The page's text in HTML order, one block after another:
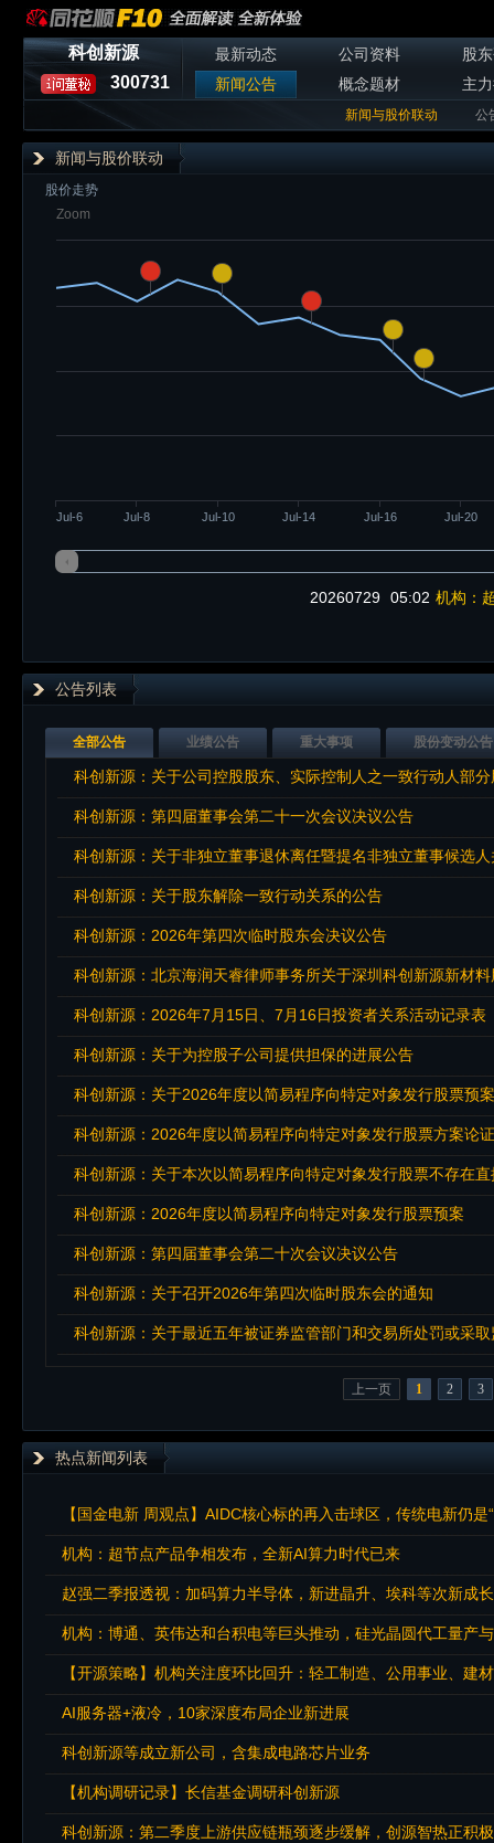
科创新源
300731
最新动态 公司资料
股
新闻公告
概念题材 主
新闻与股价联动 公
新闻与股价联动
股价走势
Zoom
Jul-6 Jul-8 Jul-10 Jul-14 Jul-16 Jul-20
20260729 05:02 机构：
公告列表
全部公告 业绩公告 重大事项 股份变动公告
科创新源：关于公司控股股东、实际控制人之一致行动人部
科创新源：第四届董事会第二十一次会议决议公告
科创新源：关于非独立董事退休离任暨提名非独立董事候选
科创新源：关于股东解除一致行动关系的公告
科创新源：2026年第四次临时股东会决议公告
科创新源：2026年7月15日、7月16日投资者关系活动记录表
科创新源：关于为控股子公司提供担保的进展公告
科创新源：关于2026年度以简易程序向特定对象发行股票预
科创新源：2026年度以简易程序向特定对象发行股票方案论
科创新源：2026年度以简易程序向特定对象发行股票预案
科创新源：第四届董事会第二十次会议决议公告
科创新源：关于召开2026年第四次临时股东会的通知
科创新源：关于最近五年被证券监管部门和交易所处罚或采
上一页 1 2 3
热点新闻列表
【国金电新 周观点】AIDC核心标的再入击球区，传统电新仍是
机构：超节点产品争相发布，全新AI算力时代已来
赵强二季报透视：加码算力半导体，新进晶升、埃科等次新成
机构：博通、英伟达和台积电等巨头推动，硅光晶圆代工量产
【开源策略】机构关注度环比回升：轻工制造、公用事业、建材
AI服务器+液冷，10家深度布局企业新进展
科创新源等成立新公司，含集成电路芯片业务
【机构调研记录】长信基金调研科创新源
科创新源：第二季度上游供应链瓶颈逐步缓解，创源智热正积